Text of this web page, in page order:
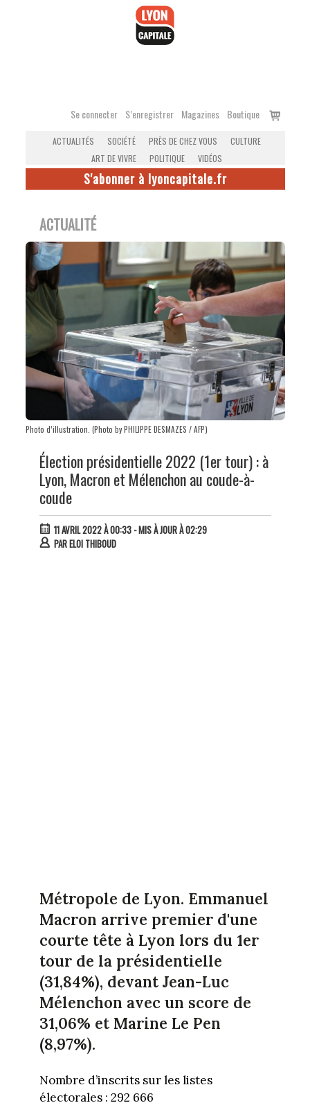
Se connecter S’enregistrer Magazines Boutique
Voir
ACTUALITÉS SOCIÉTÉ PRÈS DE CHEZ VOUS
CULTURE
ART DE VIVRE
POLITIQUE VIDÉOS
S'abonner à lyoncapitale.fr
ACTUALITÉ
Photo d’illustration. (Photo by PHILIPPE DESMAZES / AFP)
Élection présidentielle 2022 (1er tour) : à
Lyon, Macron et Mélenchon au coude-à-
coude
11 AVRIL 2022 À 00:33- MIS À JOUR À 02:29
PARELOI THIBOUD
Métropole de Lyon. Emmanuel
Macron arrive premier d'une
courte tête à Lyon lors du 1er
tour de la présidentielle
(31,84%), devant Jean-Luc
Mélenchon avec un score de
31,06% et Marine Le Pen
(8,97%).
Nombre d’inscrits sur les listes
électorales : 292 666